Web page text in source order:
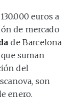
euros a
de mercado
de Barcelona
que suman
del
son
enero.